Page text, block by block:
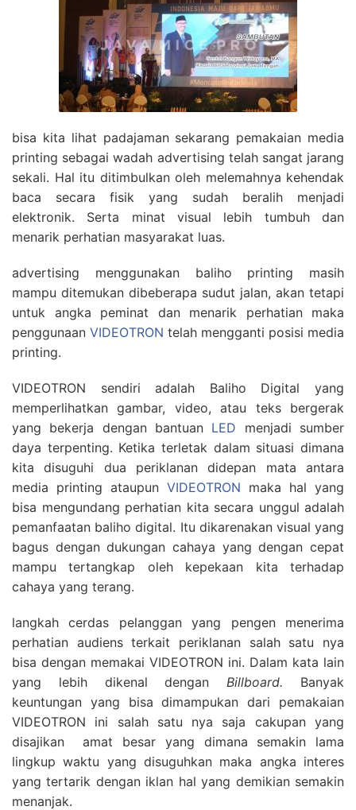
bisa kita lihat padajaman sekarang pemakaian media
printing sebagai wadah advertising telah sangat jarang
sekali. Hal itu ditimbulkan oleh melemahnya kehendak
baca secara fisik yang sudah beralih menjadi
elektronik. Serta minat visual lebih tumbuh dan
menarik perhatian masyarakat luas.
advertising menggunakan baliho printing masih
mampu ditemukan dibeberapa sudut jalan, akan tetapi
untuk angka peminat dan menarik perhatian maka
penggunaan VIDEOTRON telah mengganti posisi media
printing.
VIDEOTRON sendiri adalah Baliho Digital yang
memperlihatkan gambar, video, atau teks bergerak
yang bekerja dengan bantuan LED menjadi sumber
daya terpenting. Ketika terletak dalam situasi dimana
kita disuguhi dua periklanan didepan mata antara
media printing ataupun VIDEOTRON maka hal yang
bisa mengundang perhatian kita secara unggul adalah
pemanfaatan baliho digital. Itu dikarenakan visual yang
bagus dengan dukungan cahaya yang dengan cepat
mampu tertangkap oleh kepekaan kita terhadap
cahaya yang terang.
langkah cerdas pelanggan yang pengen menerima
perhatian audiens terkait periklanan salah satu nya
bisa dengan memakai VIDEOTRON ini. Dalam kata lain
yang lebih dikenal denganBillboard. Banyak
keuntungan yang bisa dimampukan dari pemakaian
VIDEOTRON ini salah satu nya saja cakupan yang
disajikan amat besar yang dimana semakin lama
lingkup waktu yang disuguhkan maka angka interes
yang tertarik dengan iklan hal yang demikian semakin
menanjak.